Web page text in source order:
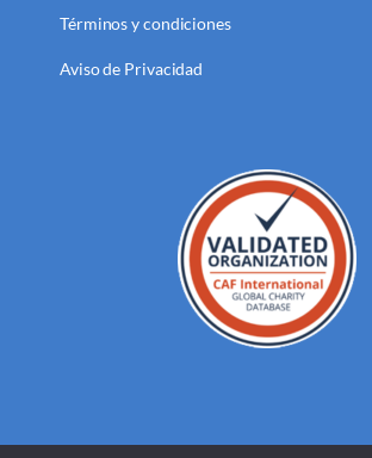
Términos y condiciones
Aviso de Privacidad